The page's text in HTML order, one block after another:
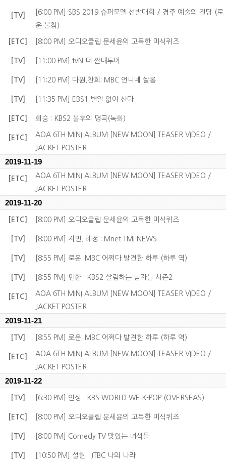
[TV]
[6:00 PM] SBS 2019 슈퍼모델 선발대회 / 경주 예술의 전당 (로
운 불참)
[ETC] [8:00 PM] 오디오클립 문세윤의 고독한 미식퀴즈
[TV] [11:00 PM] tvN 더 짠내투어
[TV] [11:20 PM] 다원,찬희: MBC 언니네 쌀롱
[TV] [11:35 PM] EBS1 별일 없이 산다
[ETC] 회승 : KBS2 불후의 명곡(녹화)
[ETC]
AOA 6TH MINI ALBUM [NEW MOON] TEASER VIDEO /
JACKET POSTER
2019-11-19
[ETC]
AOA 6TH MINI ALBUM [NEW MOON] TEASER VIDEO /
JACKET POSTER
2019-11-20
[ETC] [8:00 PM] 오디오클립 문세윤의 고독한 미식퀴즈
[TV] [8:00 PM] 지민, 혜정 : Mnet TMI NEWS
[TV] [8:55 PM] 로운: MBC 어쩌다 발견한 하루 (하루 역)
[TV] [8:55 PM] 민환 : KBS2 살림하는 남자들 시즌2
[ETC]
AOA 6TH MINI ALBUM [NEW MOON] TEASER VIDEO /
JACKET POSTER
2019-11-21
[TV] [8:55 PM] 로운: MBC 어쩌다 발견한 하루 (하루 역)
[ETC]
AOA 6TH MINI ALBUM [NEW MOON] TEASER VIDEO /
JACKET POSTER
2019-11-22
[TV] [6:30 PM] 인성 : KBS WORLD WE K-POP (OVERSEAS)
[ETC] [8:00 PM] 오디오클립 문세윤의 고독한 미식퀴즈
[TV] [8:00 PM] Comedy TV 맛있는 녀석들
[TV] [10:50 PM] 설현 : JTBC 나의 나라